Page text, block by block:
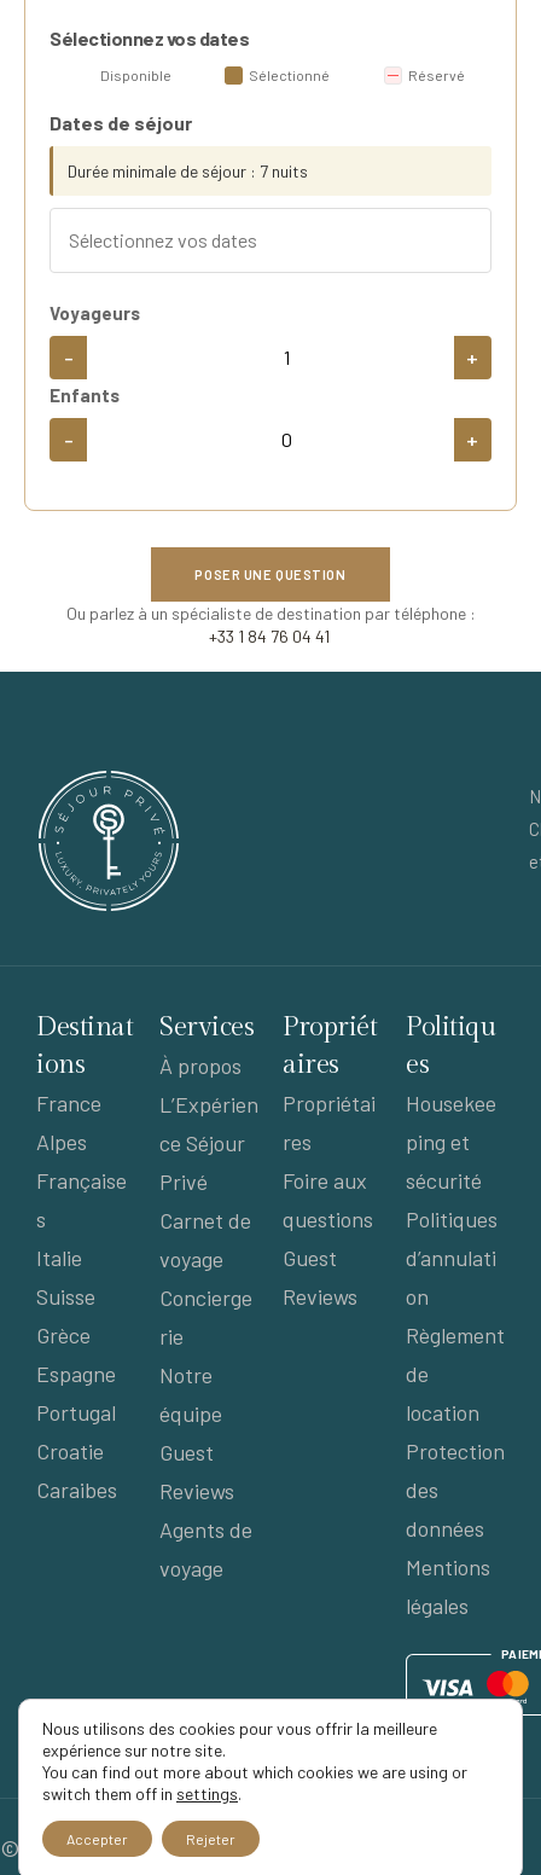
Sélectionnez vos dates
Disponible Sélectionné Réservé
Dates de séjour
Durée minimale de séjour : 7 nuits
Voyageurs
- +
Enfants
- +
POSER UNE QUESTION
Ou parlez à un spécialiste de destination par téléphone :
+33 1 84 76 04 41
Destinat
ions
France
Alpes
Française
s
Italie
Suisse
Grèce
Espagne
Portugal
Croatie
Caraibes
Services
À propos
L’Expérien
ce Séjour
Privé
Carnet de
voyage
Concierge
rie
Notre
équipe
Guest
Reviews
Agents de
voyage
Propriét
aires
Propriétai
res
Foire aux
questions
Guest
Reviews
Politiqu
es
Housekee
ping et
sécurité
Politiques
d’annulati
on
Règlement
de
location
Protection
des
données
Mentions
légales
PAIEM
© 2026 Séjour Privé, Tous droits réservés.
Nous utilisons des cookies pour vous offrir la meilleure
expérience sur notre site.
You can find out more about which cookies we are using or
switch them off in settings.
Accepter Rejeter